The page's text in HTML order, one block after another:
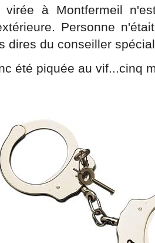
virée à Montfermeil
Personne
dires du conseiller
été piquée au vif...cinq